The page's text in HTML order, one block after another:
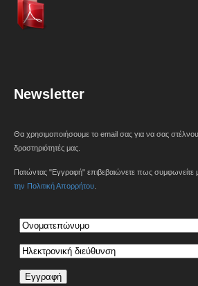
Newsletter
Θα χρησιμοποιήσουμε το email σας για να σας
δραστηριότητές μας.
Πατώντας "Εγγραφή" επιβεβαιώνετε πως συμφωνείτε
την Πολιτική Απορρήτου